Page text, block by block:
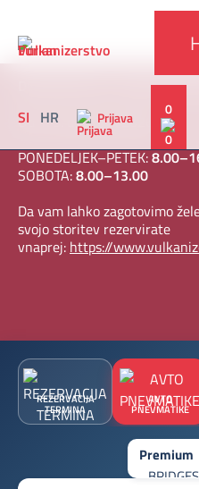
SI HR Prijava 0
DELOVNI ČAS V AVGUSTU
Od 1. 8. do 30. 8. 2026
PONEDELJEK–PETEK:
SOBOTA:8.00–13.00
Da vam lahko zagotovimo
svojo storitev rezervirate
vnaprej: https://
REZERVACIJA
TERMINA
AVTO
PNEVMATIKE